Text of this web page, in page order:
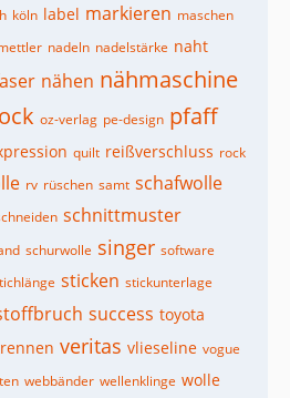
köln label markieren maschen
nadeln nadelstärke naht
nähen nähmaschine
oz-verlag pe-design pfaff
quilt reißverschluss rock
rv rüschen samt schafwolle
schnittmuster
schurwolle singer software
sticken stickunterlage
success toyota
veritas vlieseline vogue
webbänder wellenklinge wolle